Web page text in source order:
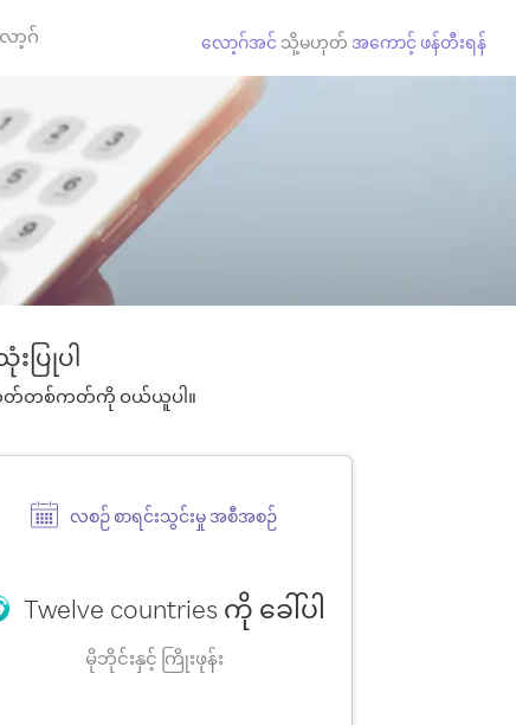
ာ့ဂ် လော့ဂ်အင် သို့မဟုတ် အကောင့် ဖန်တီးရန်
ပြုပါ
ေါ်ကတ်တစ်ကတ်ကို ဝယ်ယူပါ။
လစဉ် စာရင်းသွင်းမှု အစီအစဉ်
Twelve countries ကို ခေါ်ပါ
မိုဘိုင်းနှင့် ကြိုးဖုန်း